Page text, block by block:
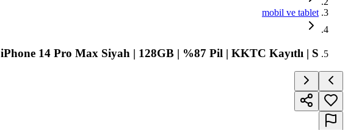
mobil ve tablet
iPhone 14 Pro Max Siyah | 128GB | %87 Pil | KKTC Kayıtlı | S